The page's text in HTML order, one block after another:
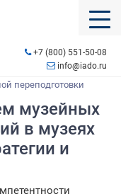
+7 (800) 551-50-08
info@iado.ru
переподготовки
музейных
в музеях
и